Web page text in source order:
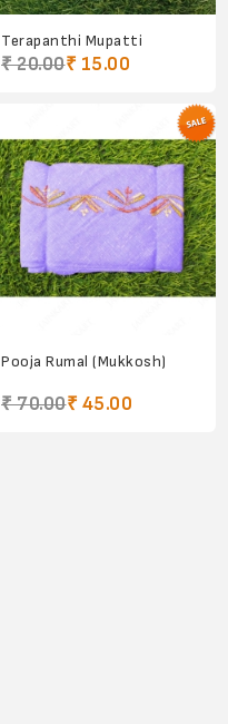
Terapanthi Mupatti
₹ 20.00₹ 15.00
Pooja Rumal (Mukkosh)
₹ 70.00₹ 45.00